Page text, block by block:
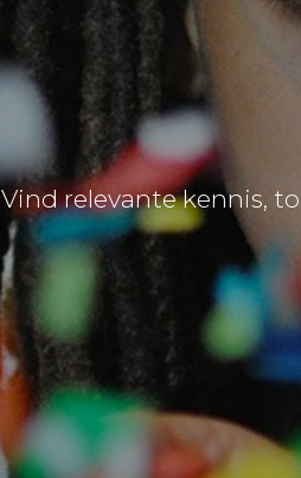
Vind relevante kennis,